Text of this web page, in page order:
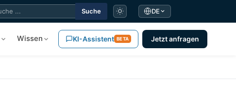
Suche DE
Wissen KI-Assistent BETA Jetzt anfragen